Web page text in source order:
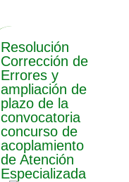
Resolución
Corrección de
Errores y
ampliación de
plazo de la
convocatoria
concurso de
acoplamiento
de Atención
Especializada